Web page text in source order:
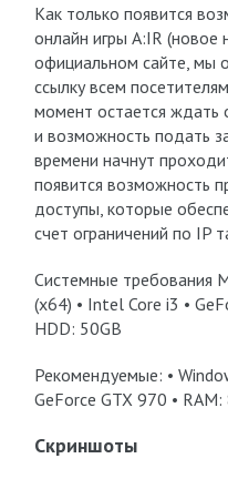
Как только появится
онлайн игры A:IR (новое
официальном сайте, мы
ссылку всем
момент остается ждать
и возможность подать
времени начнут
появится возможность
доступы, которые
счет ограничений по IP
Системные требования
(x64) • Intel Core i3 •
HDD: 50GB
Рекомендуемые: •
GeForce GTX 970 •
Скриншоты